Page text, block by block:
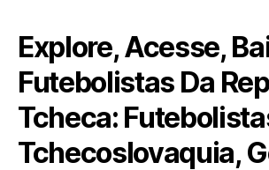
Explore, Acesse,
Futebolistas Da
Tcheca:
Tchecoslovaquia,